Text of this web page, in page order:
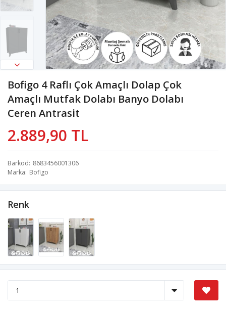
Bofigo 4 Raflı Çok Amaçlı Dolap Çok
Amaçlı Mutfak Dolabı Banyo Dolabı
Ceren Antrasit
2.889,90 TL
Barkod 8683456001306
Marka Bofigo
Renk